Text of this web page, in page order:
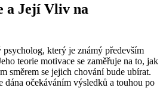
a Její Vliv na
který je známý především
teorie motivace se zaměřuje na to, jak
směrem se jejich chování bude ubírat.
dána očekáváním výsledků a touhou po